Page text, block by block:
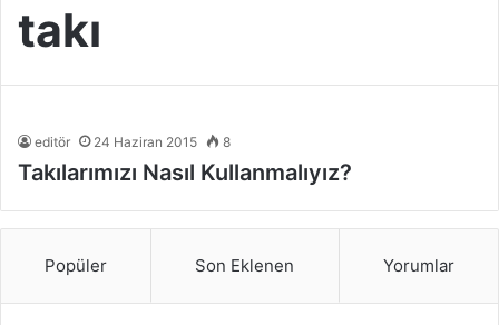
takı
editör 24 Haziran 2015 8
Takılarımızı Nasıl Kullanmalıyız?
Popüler Son Eklenen Yorumlar